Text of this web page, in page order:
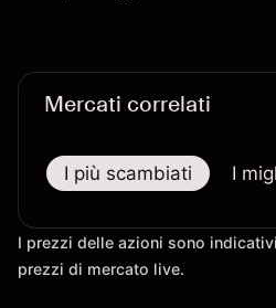
Mercati correlati
I più scambiati I
I prezzi delle azioni sono
prezzi di mercato live.